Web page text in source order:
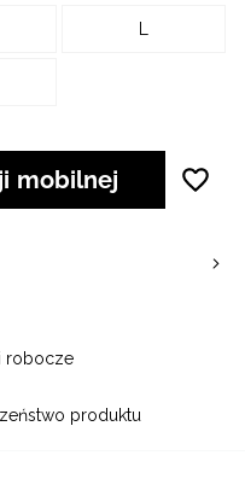
produktu
L
mobilnej
robocze